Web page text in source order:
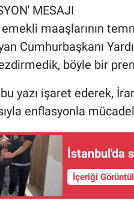
MESAJI
maaşlarının
Cumhurbaşkanı
böyle bir
yazı işaret ederek,
enflasyonla
İstanbul'da
İçeriği